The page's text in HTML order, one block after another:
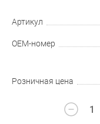
Артикул
OEM-номер
Розничная цена